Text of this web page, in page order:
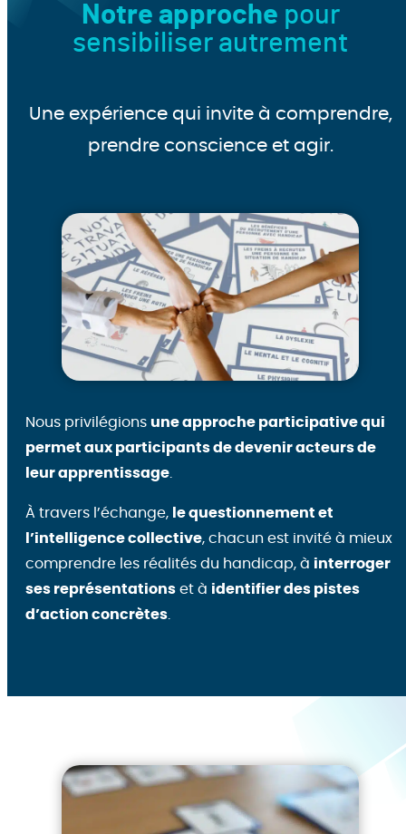
Notre approche pour
sensibiliser autrement
Une expérience qui invite à comprendre,
prendre conscience et agir.
Nous privilégions une approche participative qui
permet aux participants de devenir acteurs de
leur apprentissage
À travers l’échange, le questionnement et
l’intelligence collective, chacun est invité à mieux
comprendre les réalités du handicap, à interroger
ses représentations et à identifier des pistes
d’action concrètes